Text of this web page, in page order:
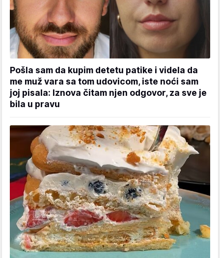
Pošla sam da kupim detetu patike i videla da
me muž vara sa tom udovicom, iste noći sam
joj pisala: Iznova čitam njen odgovor, za sve je
bila u pravu